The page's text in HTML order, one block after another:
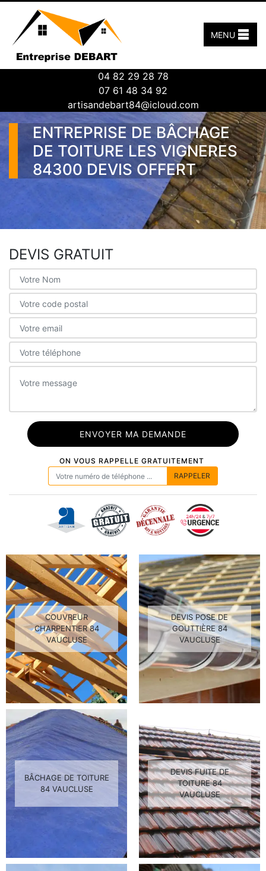
04 82 29 28 78
07 61 48 34 92
artisandebart84@icloud.com
MENU
ENTREPRISE DE BÂCHAGE
DE TOITURE LES VIGNERES
84300 DEVIS OFFERT
DEVIS GRATUIT
ON VOUS RAPPELLE GRATUITEMENT
COUVREUR
CHARPENTIER 84
VAUCLUSE
DEVIS POSE DE
GOUTTIÈRE 84
VAUCLUSE
BÂCHAGE DE TOITURE
84 VAUCLUSE
DEVIS FUITE DE
TOITURE 84
VAUCLUSE